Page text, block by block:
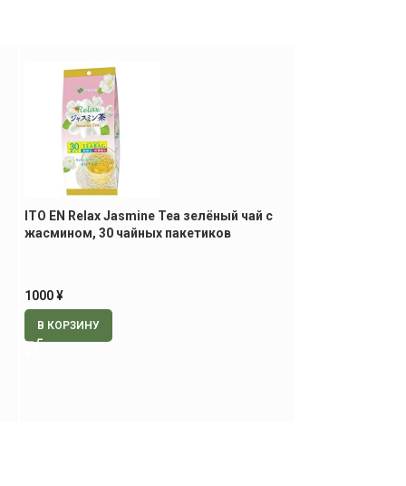
ITO EN Relax Jasmine Tea зелёный чай с
жасмином, 30 чайных пакетиков
1000¥
В КОРЗИНУ